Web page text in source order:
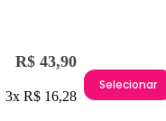
R$ 43,90
3x R$ 16,28
Selecionar